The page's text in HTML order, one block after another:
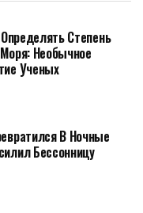
Степень
Необычное
Ученых
В Ночные
Бессонницу